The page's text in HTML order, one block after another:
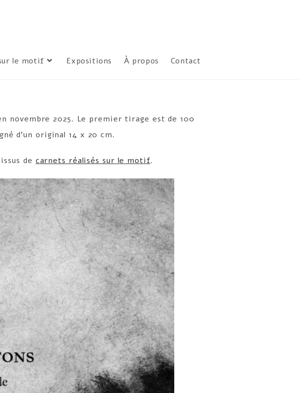
le motif Expositions À propos Contact
novembre 2025. Le premier tirage est de 100
d’un original 14 x 20 cm.
de carnets réalisés sur le motif.